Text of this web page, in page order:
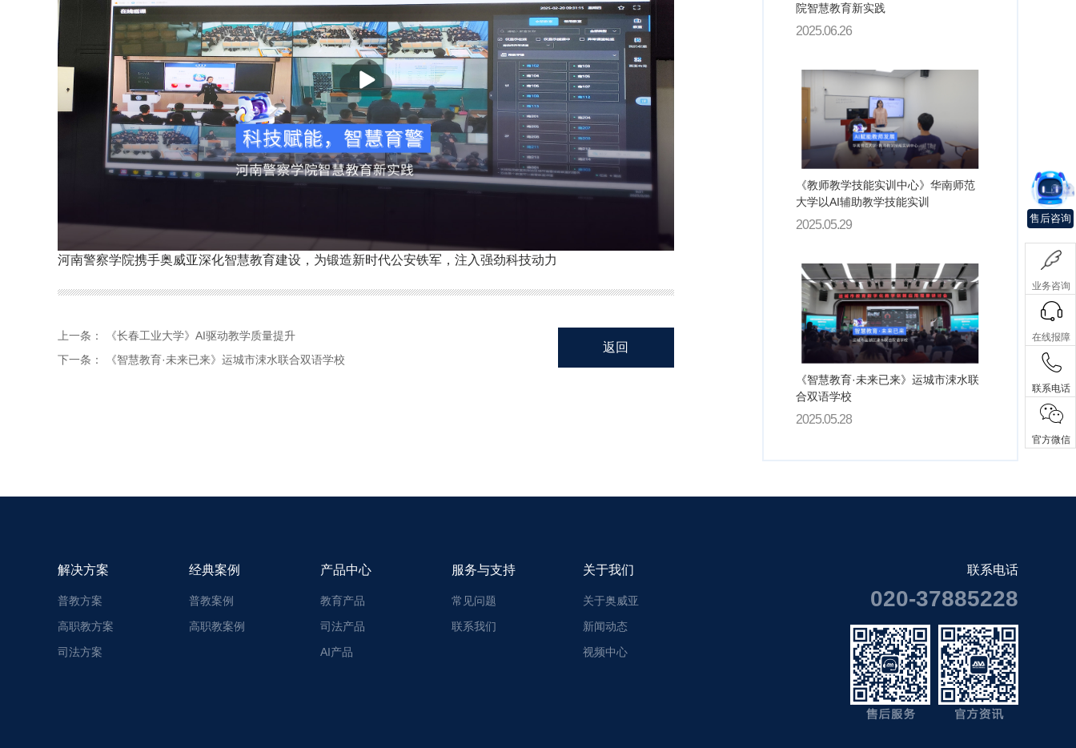
播
放
河南警察学院携手奥威亚深化智慧教育建设，为锻造新时代公安铁军，注入强劲科技动力
上一条：
《长春工业大学》AI驱动教学质量提升
下一条：
《智慧教育·未来已来》运城市涑水联合双语学校
返回
院智慧教育新实践
2025.06.26
《教师教学技能实训中心》​华南师范
大学以AI辅助教学技能实训
2025.05.29
《智慧教育·未来已来》运城市涑水联
合双语学校
2025.05.28
解决方案
普教方案
高职教方案
司法方案
经典案例
普教案例
高职教案例
产品中心
教育产品
司法产品
AI产品
服务与支持
常见问题
联系我们
关于我们
关于奥威亚
新闻动态
视频中心
联系电话
020-37885228
售后咨询
业务咨询
在线报障
联系电话
官方微信